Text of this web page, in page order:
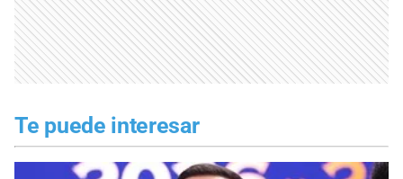
Te puede interesar